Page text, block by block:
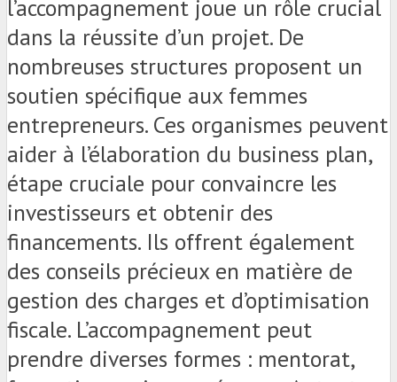
l’accompagnement joue un rôle crucial
dans la réussite d’un projet. De
nombreuses structures proposent un
soutien spécifique aux femmes
entrepreneurs. Ces organismes peuvent
aider à l’élaboration du business plan,
étape cruciale pour convaincre les
investisseurs et obtenir des
financements. Ils offrent également
des conseils précieux en matière de
gestion des charges et d’optimisation
fiscale. L’accompagnement peut
prendre diverses formes : mentorat,